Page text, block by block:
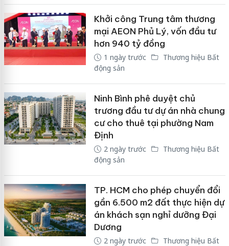
Khởi công Trung tâm thương
mại AEON Phủ Lý, vốn đầu tư
hơn 940 tỷ đồng
1 ngày trước
Thương hiệu Bất
động sản
Ninh Bình phê duyệt chủ
trương đầu tư dự án nhà chung
cư cho thuê tại phường Nam
Định
2 ngày trước
Thương hiệu Bất
động sản
TP. HCM cho phép chuyển đổi
gần 6.500 m2 đất thực hiện dự
án khách sạn nghỉ dưỡng Đại
Dương
2 ngày trước
Thương hiệu Bất